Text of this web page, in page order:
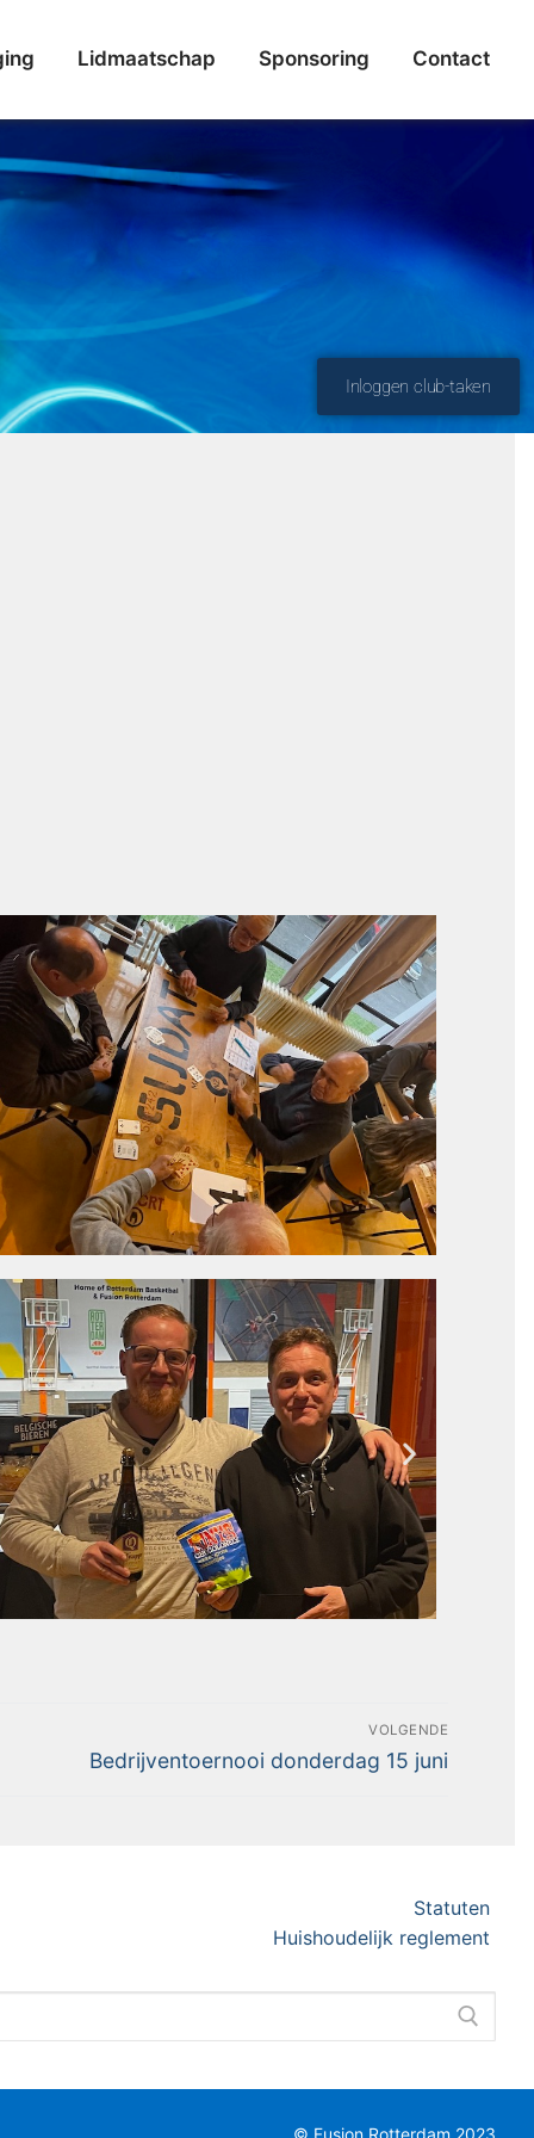
Lidmaatschap Sponsoring Contact
Inloggen club-taken
VOLGENDE
Bedrijventoernooi donderdag 15 juni
Statuten
Huishoudelijk reglement
© Fusion Rotterdam 2023